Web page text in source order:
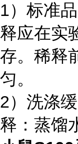
1）标准
释应在实
存。稀释
匀。
2）洗涤
释：蒸馏